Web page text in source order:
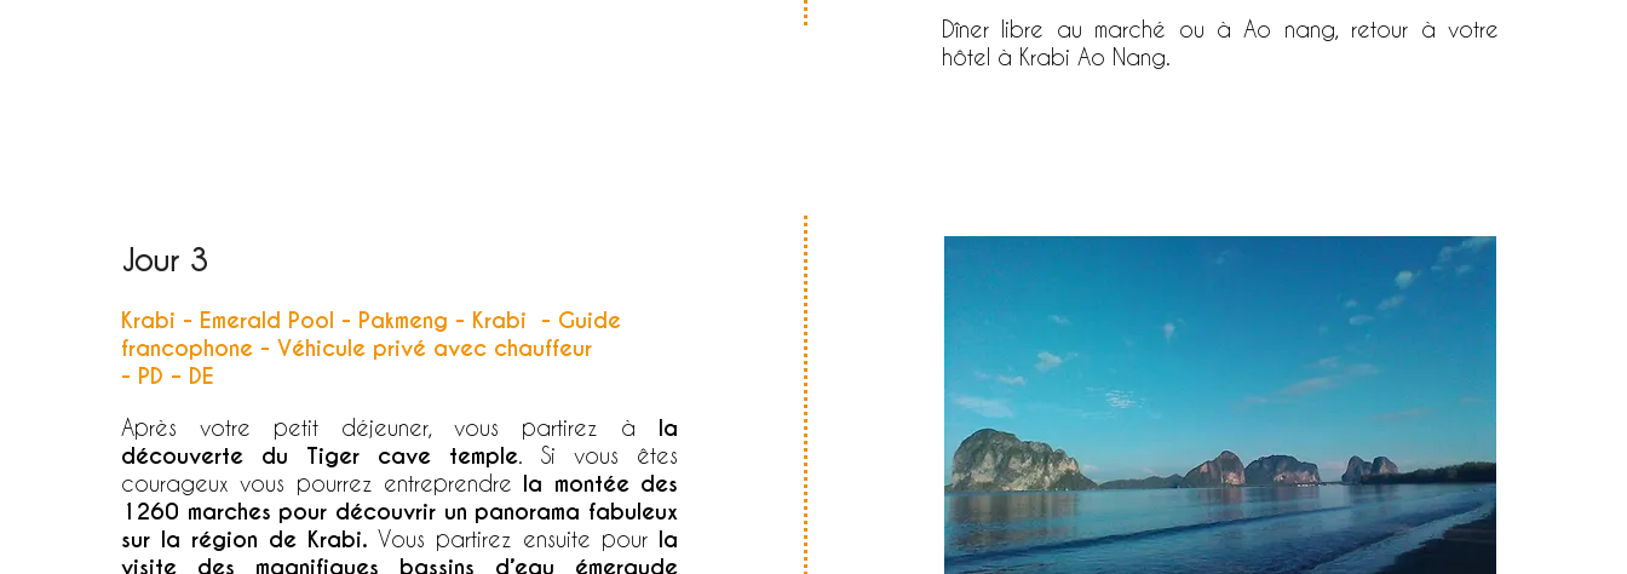
Dîner libre au marché ou à Ao nang, retour à votre
hôtel à Krabi Ao Nang.
Jour 3
Krabi - Emerald Pool - Pakmeng - Krabi - Guide
francophone - Véhicule privé avec chauffeur
- PD – DE
Après votre petit déjeuner, vous partirez à la
découverte du Tiger cave temple . Si vous êtes
courageux vous pourrez entreprendre la montée des
1260 marches pour découvrir un panorama fabuleux
sur la région de Krabi. Vous partirez ensuite pour la
visite des magnifiques bassins d’eau émeraude